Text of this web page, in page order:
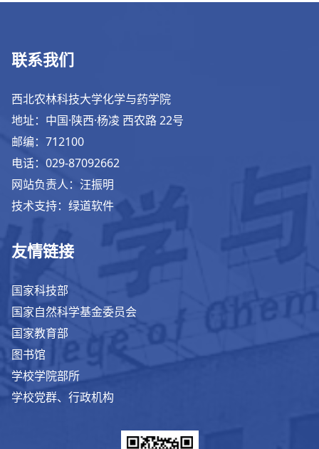
联系我们
西北农林科技大学化学与药学院
地址：中国·陕西·杨凌 西农路 22号
邮编：712100
电话：029-87092662
网站负责人：汪振明
技术支持：绿道软件
友情链接
国家科技部
国家自然科学基金委员会
国家教育部
图书馆
学校学院部所
学校党群、行政机构